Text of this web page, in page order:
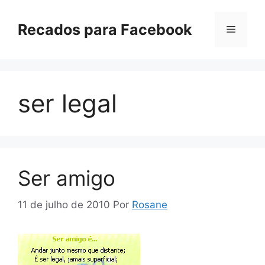
paraRecados para Facebook Menu
ser legal
Ser amigo
11 de julho de 2010 Por Rosane